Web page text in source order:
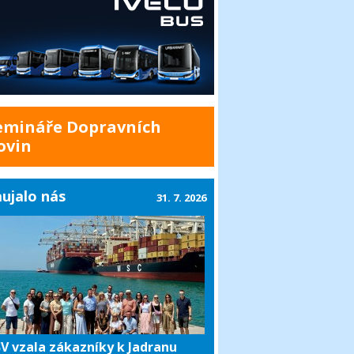
Dopravních
nás
vzala zákazníky k Jadranu
31. 7. 2026